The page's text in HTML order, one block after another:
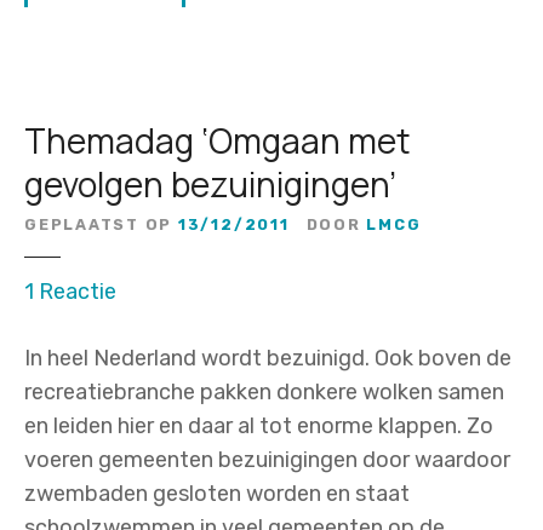
Themadag ‘Omgaan met
gevolgen bezuinigingen’
GEPLAATST OP 13/12/2011 DOOR LMCG
1 Reactie
T
h
e
m
a
In heel Nederland wordt bezuinigd. Ook boven de
recreatiebranche pakken donkere wolken samen
en leiden hier en daar al tot enorme klappen. Zo
voeren gemeenten bezuinigingen door waardoor
zwembaden gesloten worden en staat